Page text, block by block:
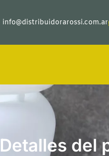
info@distribuidorarossi.com.ar
Detalles del